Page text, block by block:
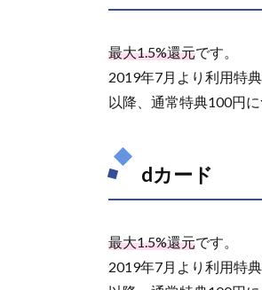
3.1.
CARD
3.2.
リク
ルー
4.
ENEOS
ジット
払いま
最大1.5%還元です。
2019年7月より利用特
以降、通常特典100円
dカード
最大1.5%還元です。
2019年7月より利用特